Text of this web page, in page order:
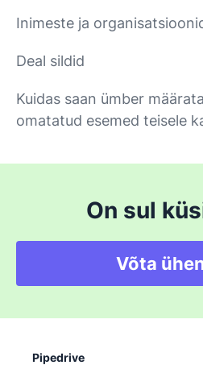
Inimeste ja
Deal sildid
Kuidas saan ümber
omatatud esemed teisele
On sul
Võta
Pipedrive